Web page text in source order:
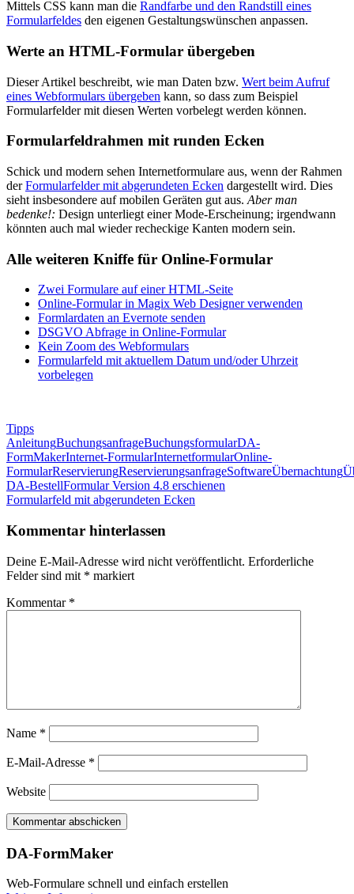
Mittels CSS kann man die Randfarbe und den Randstill eines
Formularfeldes den eigenen Gestaltungswünschen anpassen.
Werte an HTML-Formular übergeben
Dieser Artikel beschreibt, wie man Daten bzw. Wert beim Aufruf
eines Webformulars übergeben kann, so dass zum Beispiel
Formularfelder mit diesen Werten vorbelegt werden können.
Formularfeldrahmen mit runden Ecken
Schick und modern sehen Internetformulare aus, wenn der Rahmen
derFormularfelder mit abgerundeten Ecken dargestellt wird. Dies
sieht insbesondere auf mobilen Geräten gut aus. Aber man
bedenke!: Design unterliegt einer Mode-Erscheinung; irgendwann
könnten auch mal wieder recheckige Kanten modern sein.
Alle weiteren Kniffe für Online-Formular
Zwei Formulare auf einer HTML-Seite
Online-Formular in Magix Web Designer verwenden
Formlardaten an Evernote senden
DSGVO Abfrage in Online-Formular
Kein Zoom des Webformulars
Formularfeld mit aktuellem Datum und/oder Uhrzeit
vorbelegen
Tipps
AnleitungBuchungsanfrageBuchungsformularDA-
FormMakerInternet-FormularInternetformularOnline-
FormularReservierungReservierungsanfrageSoftwareÜbernachtung
Beitragsnavigation
Vorheriger
Beitrag:
DA-BestellFormular Version 4.8 erschienen
Nächster
Formularfeld mit abgerundeten Ecken
Kommentar hinterlassen
Deine E-Mail-Adresse wird nicht veröffentlicht. Erforderliche
Felder sind mit * markiert
Kommentar *
Name *
E-Mail-Adresse *
Website
DA-FormMaker
Web-Formulare schnell und einfach erstellen